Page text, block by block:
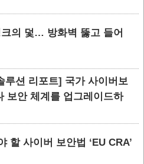
의 덫… 방화벽 뚫고 들어
루션 리포트] 국가 사이버보
보안 체계를 업그레이드하
할 사이버 보안법 ‘EU CRA’